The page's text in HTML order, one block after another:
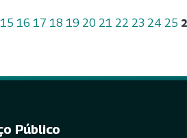
15 16 17 18 19 20 21 22 23 24 25
Público